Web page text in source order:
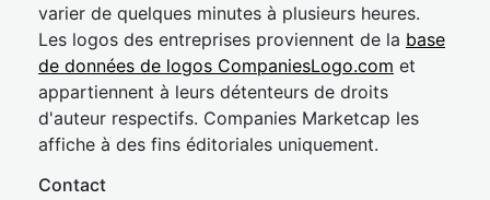
varier de quelques minutes à plusieurs heures.
Les logos des entreprises proviennent de la base
de données de logos CompaniesLogo.com et
appartiennent à leurs détenteurs de droits
d'auteur respectifs. Companies Marketcap les
affiche à des fins éditoriales uniquement.
Contact